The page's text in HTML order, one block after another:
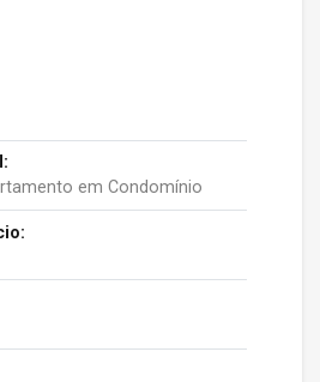
em Condomínio